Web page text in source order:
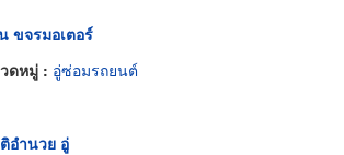
ขจรมอเตอร์
ดหมู่ : อู่ซ่อมรถยนต์
อำนวย อู่